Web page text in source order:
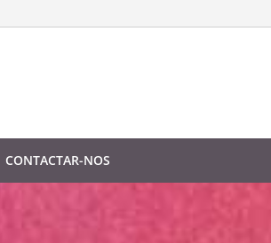
CONTACTAR-NOS